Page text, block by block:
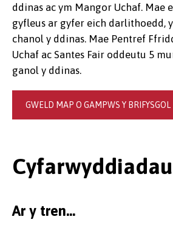
ddinas ac ym Mangor Uchaf. Mae
gyfleus ar gyfer eich darlithoedd,
chanol y ddinas. Mae Pentref
Uchaf ac Santes Fair oddeutu 5
ganol y ddinas.
GWELD MAP O GAMPWS Y BRIFYSGOL
Ar y tren...